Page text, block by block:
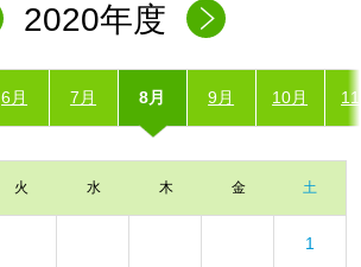
2020年度
6月 7月 8月 9月 10月
火 水 木 金 土
1